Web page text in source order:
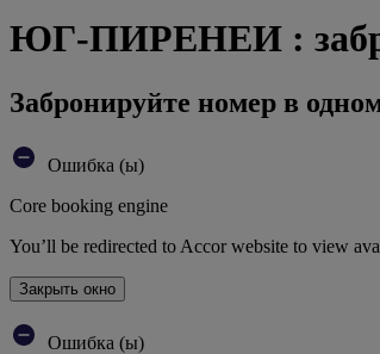
ЮГ-ПИРЕНЕИ :
Забронируйте номер в
Ошибка (ы)
Core booking engine
You’ll be redirected to Accor website to view
Закрыть окно
Ошибка (ы)